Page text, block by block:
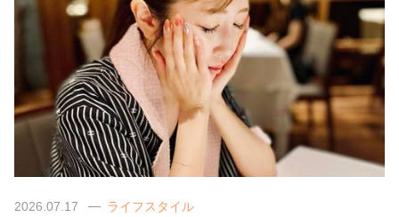
2026.07.17 ライフスタイル